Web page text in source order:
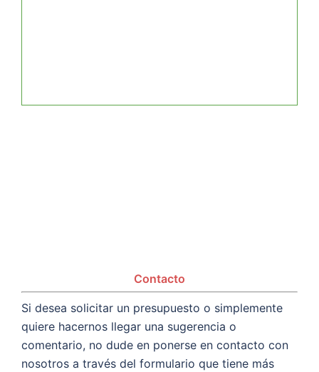
Contacto
Si desea solicitar un presupuesto o simplemente
quiere hacernos llegar una sugerencia o
comentario, no dude en ponerse en contacto con
nosotros a través del formulario que tiene más